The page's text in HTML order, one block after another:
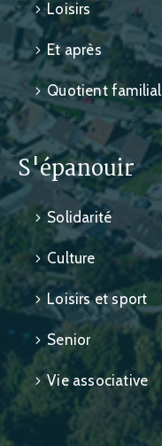
Loisirs
Et après
Quotient familial
S'épanouir
Solidarité
Culture
Loisirs et sport
Senior
Vie associative